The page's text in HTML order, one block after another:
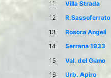
11
Villa Strada
12
R.Sassoferrato
13
Rosora Angeli
14
Serrana 1933
15
Val. del Giano
16
Urb. Apiro